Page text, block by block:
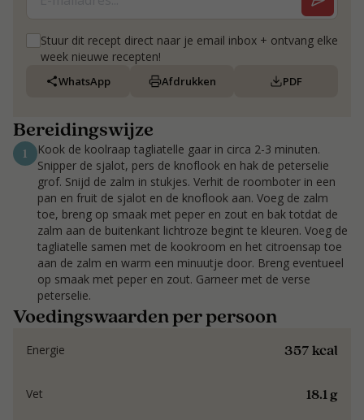
Stuur dit recept direct naar je email inbox + ontvang elke
week nieuwe recepten!
WhatsApp Afdrukken PDF
Bereidingswijze
1
Kook de koolraap tagliatelle gaar in circa 2-3 minuten.
Snipper de sjalot, pers de knoflook en hak de peterselie
grof. Snijd de zalm in stukjes. Verhit de roomboter in een
pan en fruit de sjalot en de knoflook aan. Voeg de zalm
toe, breng op smaak met peper en zout en bak totdat de
zalm aan de buitenkant lichtroze begint te kleuren. Voeg de
tagliatelle samen met de kookroom en het citroensap toe
aan de zalm en warm een minuutje door. Breng eventueel
op smaak met peper en zout. Garneer met de verse
peterselie.
Voedingswaarden per persoon
357 kcal
Energie
18.1 g
Vet